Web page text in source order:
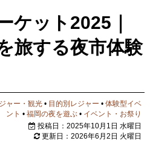
ケット2025｜
旅する夜市体験
ャー・観光 • 目的別レジャー •体験型イベ
ント •福岡の夜を遊ぶ • イベント・お祭り
投稿日：2025年10月1日 水曜日
更新日：2026年6月2日 火曜日